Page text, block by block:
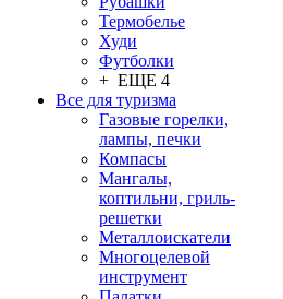
Термобелье
Худи
Футболки
+ ЕЩЕ 4
Все для туризма
Газовые горелки,
лампы, печки
Компасы
Мангалы,
коптильни, гриль-
решетки
Металлоискатели
Многоцелевой
инструмент